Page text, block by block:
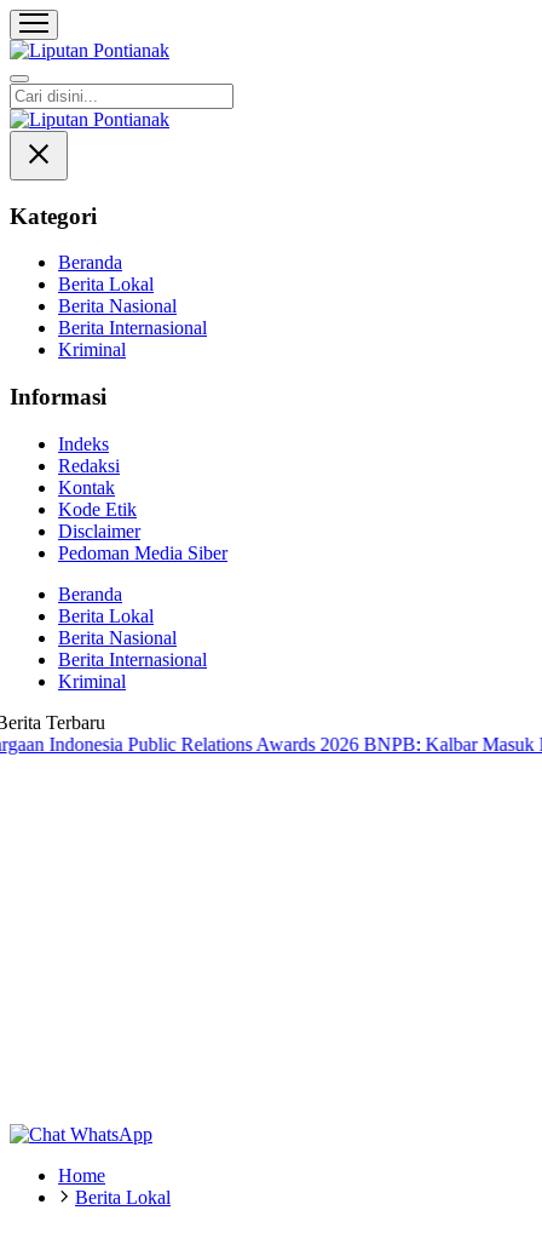
Liputan Pontianak
Berita Terkini dan TerUpdate
Kategori
Beranda
Berita Lokal
Berita Nasional
Berita Internasional
Kriminal
Informasi
Indeks
Redaksi
Kontak
Kode Etik
Disclaimer
Pedoman Media Siber
Beranda
Berita Lokal
Berita Nasional
Berita Internasional
Kriminal
Terbaru
Public Relations Awards 2026 BNPB: Kalbar Masuk Prioritas
Home
Berita Lokal